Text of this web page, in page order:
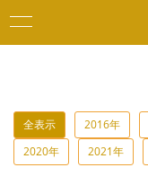
Toggle
全表示 2016年
2020年
2021年